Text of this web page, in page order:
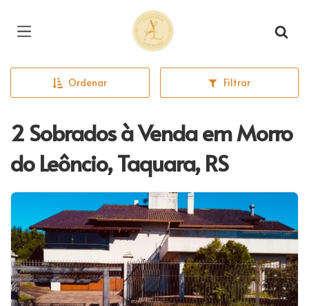
Página inicial
Ordenar Filtrar
2 Sobrados à Venda em Morro
do Leôncio, Taquara, RS